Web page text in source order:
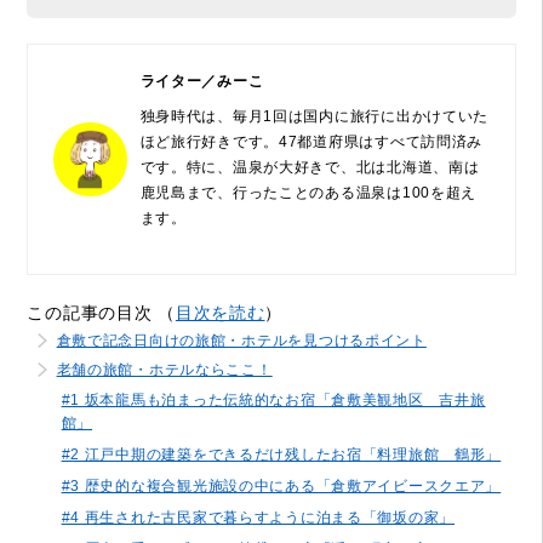
ライター／みーこ
独身時代は、毎月1回は国内に旅行に出かけていた
ほど旅行好きです。47都道府県はすべて訪問済み
です。特に、温泉が大好きで、北は北海道、南は
鹿児島まで、行ったことのある温泉は100を超え
ます。
この記事の目次 （ 目次を読む）
倉敷で記念日向けの旅館・ホテルを見つけるポイント
老舗の旅館・ホテルならここ！
#1 坂本龍馬も泊まった伝統的なお宿「倉敷美観地区 吉井旅
館」
#2 江戸中期の建築をできるだけ残したお宿「料理旅館 鶴形」
#3 歴史的な複合観光施設の中にある「倉敷アイビースクエア」
#4 再生された古民家で暮らすように泊まる「御坂の家」